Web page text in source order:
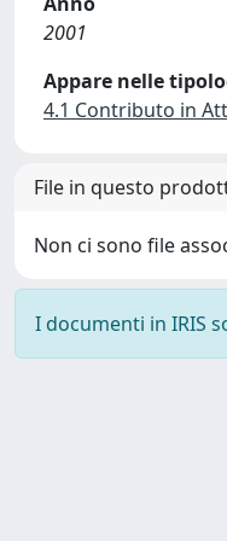
2001
Appare nelle
4.1 Contributo in
File in questo
Non ci sono file
I documenti in IRIS